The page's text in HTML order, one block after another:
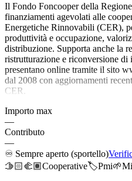
Il Fondo Foncooper della
finanziamenti agevolati alle
Energetiche Rinnovabili (CER),
produttività e occupazione,
distribuzione. Supporta anche la
ristrutturazione e riconversione di
presentano online tramite il sito
dal 2008 con aggiornamenti
CER.
Importo max
—
Contributo
—
♾️ Sempre aperto (sportello)
🫱🏻‍🫲🏽Cooperative🏷️Pmi🌱